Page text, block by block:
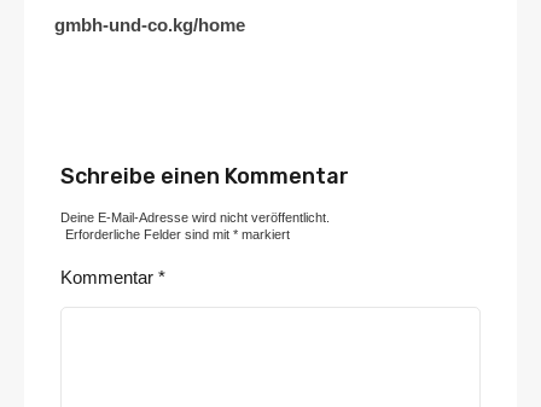
gmbh-und-co.kg/home
Schreibe einen Kommentar
Deine E-Mail-Adresse wird nicht veröffentlicht.
Erforderliche Felder sind mit * markiert
Kommentar *